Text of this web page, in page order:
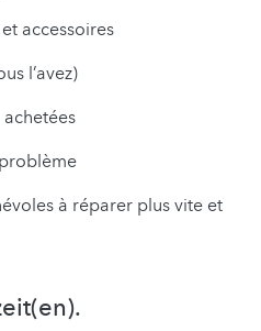
accessoires
l’avez)
à réparer plus vite et